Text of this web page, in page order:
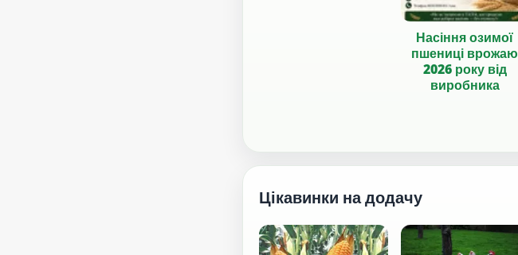
Насіння озимої
пшениці врожаю
2026 року від
виробника
Цікавинки на додачу